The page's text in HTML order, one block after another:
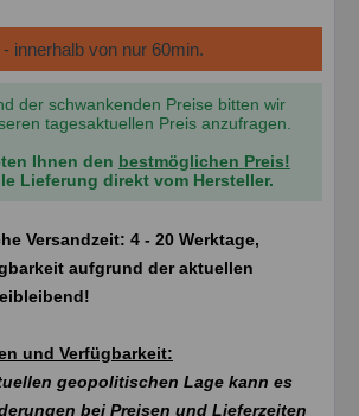
der schwankenden Preise bitten wir
tagesaktuellen Preis anzufragen.
Ihnen den bestmöglichen Preis!
Lieferung direkt vom Hersteller.
Versandzeit: 4 - 20 Werktage,
aufgrund der aktuellen
und Verfügbarkeit:
geopolitischen Lage kann es
bei Preisen und Lieferzeiten